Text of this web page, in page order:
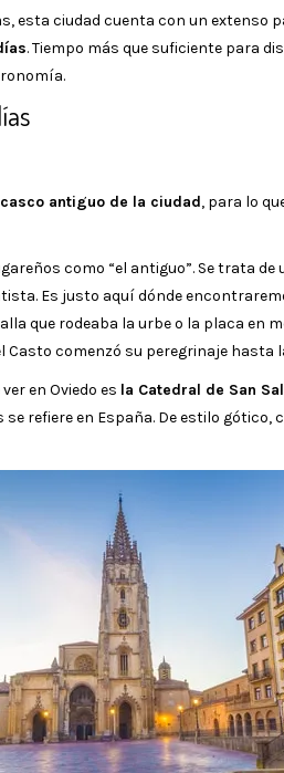
esta ciudad cuenta con un extenso
. Tiempo más que suficiente para
antiguo de la ciudad, para lo
como “el antiguo”. Se trata
Es justo aquí dónde
que rodeaba la urbe o la placa en
Casto comenzó su peregrinaje
en Oviedo es la Catedral de San
refiere en España. De estilo gótico,